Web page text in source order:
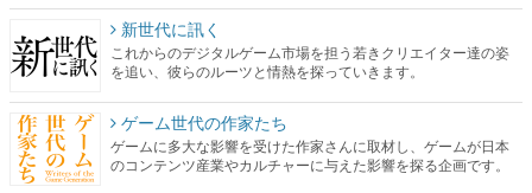
新世代に訊く
これからのデジタルゲーム市場を担う若きクリエイター達の姿
を追い、彼らのルーツと情熱を探っていきます。
ゲーム世代の作家たち
ゲームに多大な影響を受けた作家さんに取材し、ゲームが日本
のコンテンツ産業やカルチャーに与えた影響を探る企画です。